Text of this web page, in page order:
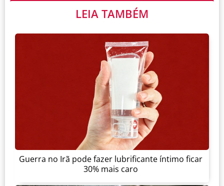
LEIA TAMBÉM
Guerra no Irã pode fazer lubrificante íntimo ficar
30% mais caro